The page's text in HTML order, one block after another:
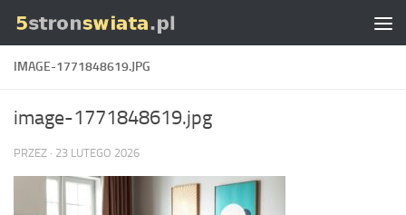
Skip to content
IMAGE-1771848619.JPG
image-1771848619.jpg
PRZEZ · 23 LUTEGO 2026